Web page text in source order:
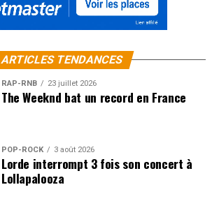
ARTICLES TENDANCES
RAP-RNB 23 juillet 2026
The Weeknd bat un record en France
POP-ROCK 3 août 2026
Lorde interrompt 3 fois son concert à
Lollapalooza